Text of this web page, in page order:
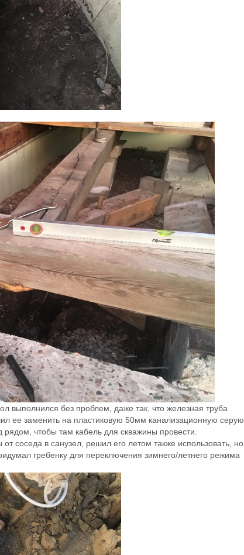
выполнился без проблем, даже так, что железная труба
ее заменить на пластиковую 50мм канализационную серую
рядом, чтобы там кабель для скважины провести.
соседа в санузел, решил его летом также использовать, но
гребенку для переключения зимнего/летнего режима